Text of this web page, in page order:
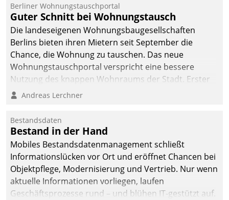
Datatrain. Die meravis
Wohnungsbau- und
Immobilien GmbH hat
sich dabei für den Betrieb
der Lösung über die SAP
Cloud Platform
entschieden - als erstes
Unternehmen am
Berliner Wohnungstauschportal
Guter Schnitt bei Wohnungstausch
Die landeseigenen Wohnungsbaugesellschaften
Berlins bieten ihren Mietern seit September die
Chance, die Wohnung zu tauschen. Das neue
Wohnungstauschportal verspricht eine bessere
Nutzung des knappen Wohnraums der Stadt. Erster
Anwendungsfall für Datatrains Lösung API-Hub mit
Unternehmen.
Andreas Lerchner
Bestandsdaten
Bestand in der Hand
Mobiles Bestandsdatenmanagement schließt
Informationslücken vor Ort und eröffnet Chancen bei
Objektpflege, Modernisierung und Vertrieb. Nur wenn
aktuelle Informationen vorliegen, laufen
Geschäftsprozesse rund – und blühen IT-gestützt auf.